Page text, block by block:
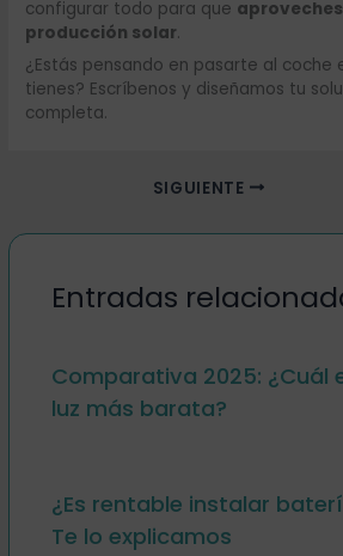
configurar todo para que
producción solar.
¿Estás pensando en pasarte al coche
tienes? Escríbenos y diseñamos tu
completa.
SIGUIENTE
Entradas
Comparativa 2025: ¿Cuál
luz más barata?
¿Es rentable instalar
Te lo explicamos